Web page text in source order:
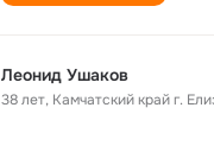
Леонид Ушаков
38 лет, Камчатский край г.